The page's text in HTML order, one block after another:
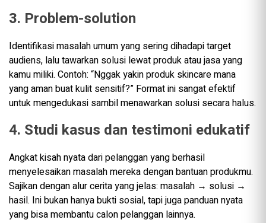
3. Problem-solution
Identifikasi masalah umum yang sering dihadapi target
audiens, lalu tawarkan solusi lewat produk atau jasa yang
kamu miliki. Contoh: “Nggak yakin produk skincare mana
yang aman buat kulit sensitif?” Format ini sangat efektif
untuk mengedukasi sambil menawarkan solusi secara halus.
4. Studi kasus dan testimoni edukatif
Angkat kisah nyata dari pelanggan yang berhasil
menyelesaikan masalah mereka dengan bantuan produkmu.
Sajikan dengan alur cerita yang jelas: masalah → solusi →
hasil. Ini bukan hanya bukti sosial, tapi juga panduan nyata
yang bisa membantu calon pelanggan lainnya.